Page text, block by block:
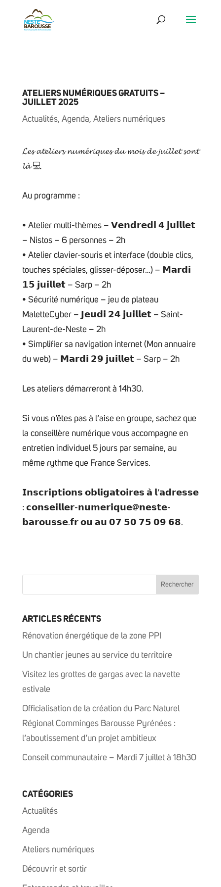
ATELIERS NUMÉRIQUES GRATUITS –
JUILLET 2025
Actualités, Agenda, Ateliers numériques
𝓛𝓮𝓼 𝓪𝓽𝓮𝓵𝓲𝓮𝓻𝓼 𝓷𝓾𝓶𝓮́𝓻𝓲𝓺𝓾𝓮𝓼 𝓭𝓾 𝓶𝓸𝓲𝓼 𝓭𝓮 𝓳𝓾𝓲𝓵𝓵𝓮𝓽 𝓼𝓸𝓷𝓽
𝓵𝓪̀ 💻
Au programme :
• Atelier multi-thèmes – 𝗩𝗲𝗻𝗱𝗿𝗲𝗱𝗶 𝟰 𝗷𝘂𝗶𝗹𝗹𝗲𝘁
– Nistos – 6 personnes – 2h
• Atelier clavier-souris et interface (double clics,
touches spéciales, glisser-déposer…) – 𝗠𝗮𝗿𝗱𝗶
𝟭𝟱 𝗷𝘂𝗶𝗹𝗹𝗲𝘁 – Sarp – 2h
• Sécurité numérique – jeu de plateau
MaletteCyber – 𝗝𝗲𝘂𝗱𝗶 𝟮𝟰 𝗷𝘂𝗶𝗹𝗹𝗲𝘁 – Saint-
Laurent-de-Neste – 2h
• Simplifier sa navigation internet (Mon annuaire
du web) – 𝗠𝗮𝗿𝗱𝗶 𝟮𝟵 𝗷𝘂𝗶𝗹𝗹𝗲𝘁 – Sarp – 2h
Les ateliers démarreront à 14h30.
Si vous n’êtes pas à l’aise en groupe, sachez que
la conseillère numérique vous accompagne en
entretien individuel 5 jours par semaine, au
même rythme que France Services.
𝗜𝗻𝘀𝗰𝗿𝗶𝗽𝘁𝗶𝗼𝗻𝘀 𝗼𝗯𝗹𝗶𝗴𝗮𝘁𝗼𝗶𝗿𝗲𝘀 𝗮̀ 𝗹’𝗮𝗱𝗿𝗲𝘀𝘀𝗲
: 𝗰𝗼𝗻𝘀𝗲𝗶𝗹𝗹𝗲𝗿-𝗻𝘂𝗺𝗲𝗿𝗶𝗾𝘂𝗲@𝗻𝗲𝘀𝘁𝗲-
𝗯𝗮𝗿𝗼𝘂𝘀𝘀𝗲.𝗳𝗿 𝗼𝘂 𝗮𝘂 𝟬𝟳 𝟱𝟬 𝟳𝟱 𝟬𝟵 𝟲𝟴.
ARTICLES RÉCENTS
Rénovation énergétique de la zone PPI
Un chantier jeunes au service du territoire
Visitez les grottes de gargas avec la navette
estivale
Officialisation de la création du Parc Naturel
Régional Comminges Barousse Pyrénées :
l’aboutissement d’un projet ambitieux
Conseil communautaire – Mardi 7 juillet à 18h30
CATÉGORIES
Actualités
Agenda
Ateliers numériques
Découvrir et sortir